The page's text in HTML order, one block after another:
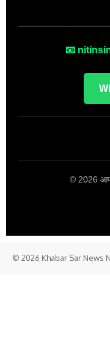
📧
© 2026
© 2026 Khabar Sar News